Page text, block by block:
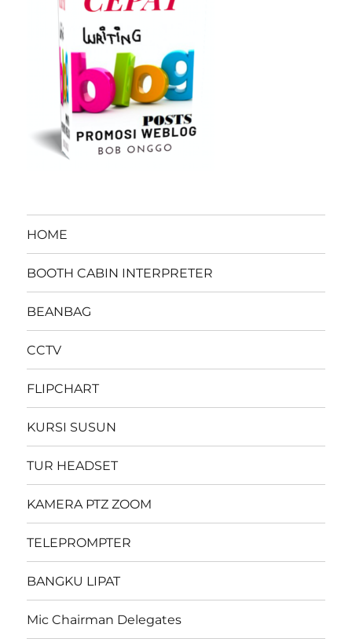
HOME
BOOTH CABIN INTERPRETER
BEANBAG
CCTV
FLIPCHART
KURSI SUSUN
TUR HEADSET
KAMERA PTZ ZOOM
TELEPROMPTER
BANGKU LIPAT
Mic Chairman Delegates